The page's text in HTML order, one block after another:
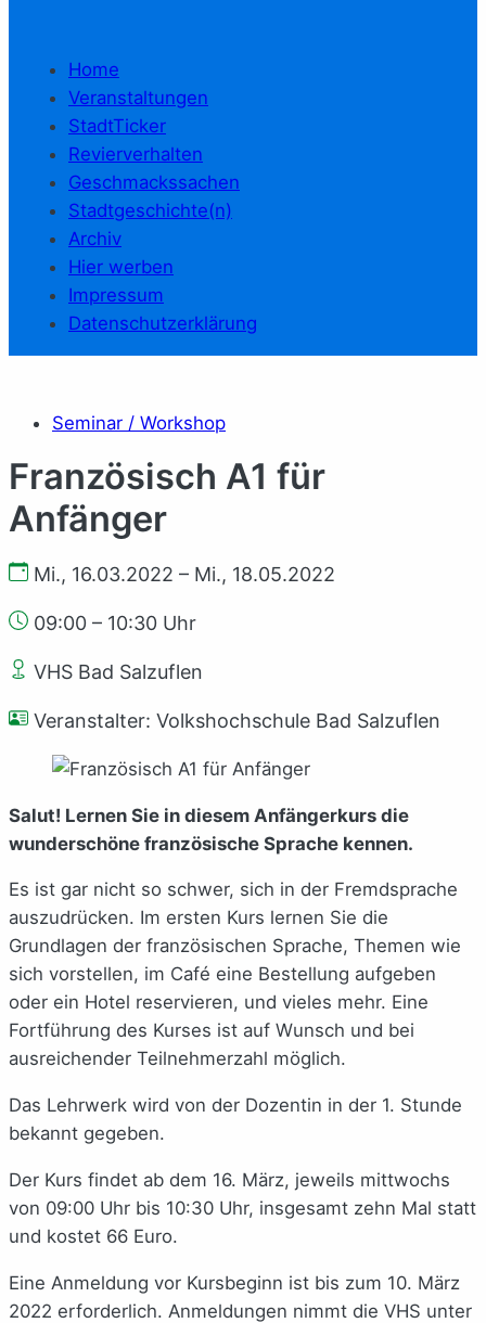
Home
Veranstaltungen
StadtTicker
Revierverhalten
Geschmackssachen
Stadtgeschichte(n)
Archiv
Hier werben
Impressum
Datenschutzerklärung
Seminar / Workshop
Französisch A1 für
Anfänger
Mi., 16.03.2022 – Mi., 18.05.2022
09:00 – 10:30 Uhr
VHS Bad Salzuflen
Veranstalter: Volkshochschule Bad Salzuflen
Salut! Lernen Sie in diesem Anfängerkurs die
wunderschöne französische Sprache kennen.
Es ist gar nicht so schwer, sich in der Fremdsprache
auszudrücken. Im ersten Kurs lernen Sie die
Grundlagen der französischen Sprache, Themen wie
sich vorstellen, im Café eine Bestellung aufgeben
oder ein Hotel reservieren, und vieles mehr. Eine
Fortführung des Kurses ist auf Wunsch und bei
ausreichender Teilnehmerzahl möglich.
Das Lehrwerk wird von der Dozentin in der 1. Stunde
bekannt gegeben.
Der Kurs findet ab dem 16. März, jeweils mittwochs
von 09:00 Uhr bis 10:30 Uhr, insgesamt zehn Mal statt
und kostet 66 Euro.
Eine Anmeldung vor Kursbeginn ist bis zum 10. März
2022 erforderlich. Anmeldungen nimmt die VHS unter